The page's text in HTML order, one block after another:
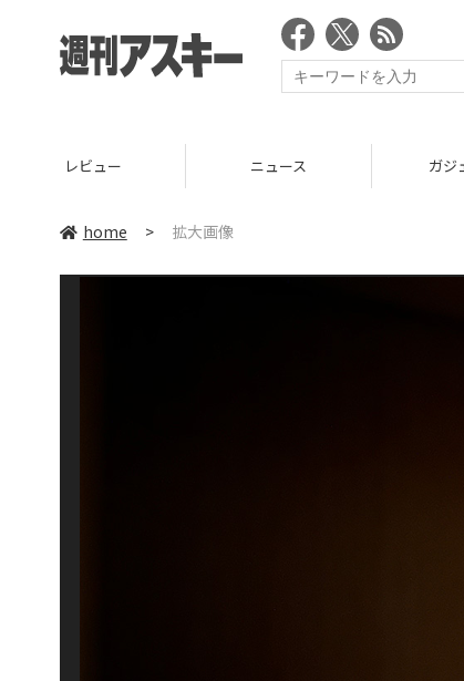
レビュー ニュース ガジ
home > 拡大画像